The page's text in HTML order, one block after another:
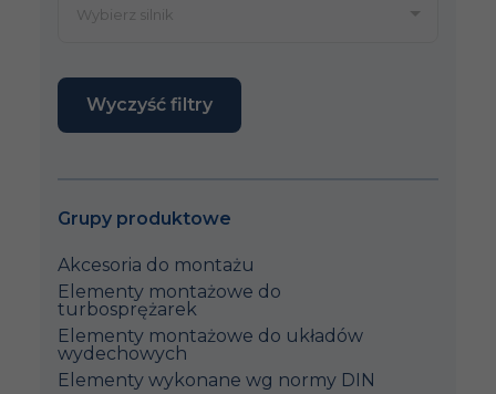
Wyczyść filtry
Grupy produktowe
Akcesoria do montażu
Elementy montażowe do
turbosprężarek
Elementy montażowe do układów
wydechowych
Elementy wykonane wg normy DIN